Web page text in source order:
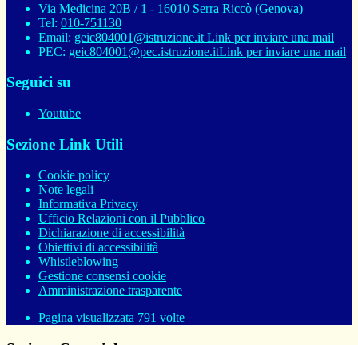
Via Medicina 20B / 1 - 16010 Serra Riccò (Genova)
Tel: 010-751130
Email: geic804001@istruzione.it Link per inviare una mail
PEC: geic804001@pec.istruzione.itLink per inviare una mail
Seguici su
Youtube
Sezione Link Utili
Cookie policy
Note legali
Informativa Privacy
Ufficio Relazioni con il Pubblico
Dichiarazione di accessibilità
Obiettivi di accessibilità
Whistleblowing
Gestione consensi cookie
Amministrazione trasparente
Pagina visualizzata 791 volte